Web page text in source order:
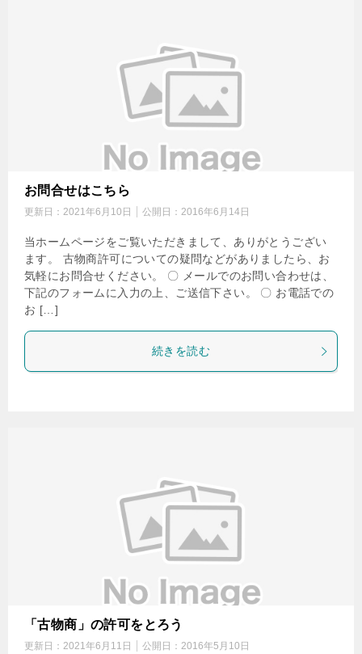
お問合せはこちら
更新日： 2021年6月10日 公開日： 2016年6月14日
当ホームページをご覧いただきまして、ありがとうござい
ます。 古物商許可についての疑問などがありましたら、お
気軽にお問合せください。 〇 メールでのお問い合わせは、
下記のフォームに入力の上、ご送信下さい。 〇 お電話での
お […]
続きを読む
「古物商」の許可をとろう
更新日： 2021年6月11日 公開日： 2016年5月10日